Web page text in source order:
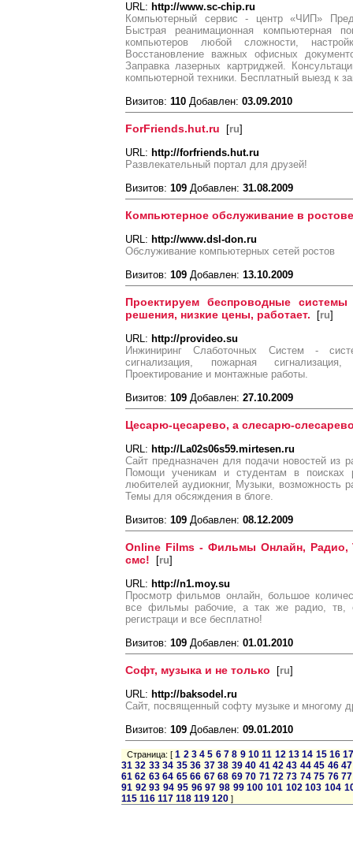
URL: http://www.sc-chip.ru
Компьютерный сервис - центр «ЧИП»
Быстрая реанимационная компьютерная
компьютеров любой сложности,
Восстановление важных офисных
Заправка лазерных картриджей.
компьютерной техники. Бесплатный выезд к
Визитов: 110 Добавлен: 03.09.2010
ForFriends.hut.ru [ru]
URL: http://forfriends.hut.ru
Развлекательный портал для друзей!
Визитов: 109 Добавлен: 31.08.2009
Компьютерное обслуживание в ростове
URL: http://www.dsl-don.ru
Обслуживание компьютерных сетей ростов
Визитов: 109 Добавлен: 13.10.2009
Проектируем беспроводные
решения, низкие цены, работает. [ru]
URL: http://provideo.su
Инжиниринг Слаботочных Систем -
сигнализация, пожарная
Проектирование и монтажные работы.
Визитов: 109 Добавлен: 27.10.2009
Цесарю-цесарево, а слесарю-
URL: http://La02s06s59.mirtesen.ru
Сайт предназначен для подачи новостей из
Помощи ученикам и студентам в поисках
любителей аудиокниг, Музыки, возможность
Темы для обсяждения в блоге.
Визитов: 109 Добавлен: 08.12.2009
Online Films - Фильмы Онлайн, Радио,
смс! [ru]
URL: http://n1.moy.su
Просмотр фильмов онлайн, большое
все фильмы рабочие, а так же радио, тв,
регистраци и все бесплатно!
Визитов: 109 Добавлен: 01.01.2010
Софт, музыка и не только [ru]
URL: http://baksodel.ru
Сайт, посвященный софту музыке и многому
Визитов: 109 Добавлен: 09.01.2010
Страница: [1 2 3 4 5 6 7 8 9 10 11 12 13 14 15 16
31 32 33 34 35 36 37 38 39 40 41 42 43 44 45 46 47
61 62 63 64 65 66 67 68 69 70 71 72 73 74 75 76 77
91 92 93 94 95 96 97 98 99 100 101 102 103 104
115 116 117 118 119 120 ]